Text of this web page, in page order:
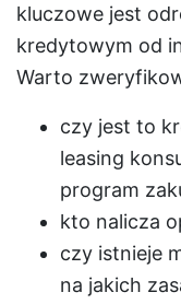
kluczowe jest
kredytowym od
Warto
czy jest to
leasing
program
kto nalicza
czy istnieje
na jakich